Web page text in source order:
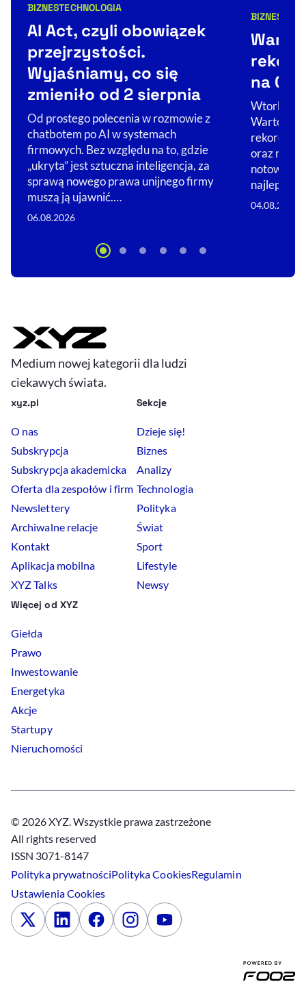
Kategorie artykułu:
BIZNESTECHNOLOGIA
AI Act, czyli obowiązek
przejrzystości.
Wyjaśniamy, co się
zmieniło od 2 sierpnia
Od prostego polecenia w rozmowie z
chatbotem po AI w systemach
firmowych. Bez względu na to, gdzie
„ukryta” jest sztuczna inteligencja, za
sprawą nowego prawa unijnego firmy
muszą ją ujawnić.…
06.08.2026
Kategorie
BIZNES
rekord
na
Wtorkowa
rekordów.
oraz
notowań.
najlepiej
04.08.2026
Medium nowej kategorii dla ludzi
ciekawych świata.
xyz.pl
O nas
Subskrypcja
Subskrypcja akademicka
Oferta dla zespołów i firm
Newslettery
Archiwalne relacje
Kontakt
Aplikacja mobilna
XYZ Talks
Sekcje
Dzieje się!
Biznes
Analizy
Technologia
Polityka
Świat
Sport
Lifestyle
Newsy
Więcej od XYZ
Giełda
Prawo
Inwestowanie
Energetyka
Akcje
Startupy
Nieruchomości
© 2026 XYZ. Wszystkie prawa zastrzeżone
All rights reserved
ISSN 3071-8147
Polityka prywatnościPolitykaCookiesRegulamin
UstawieniaCookies
x LinkedinFacebookInstagramYoutube